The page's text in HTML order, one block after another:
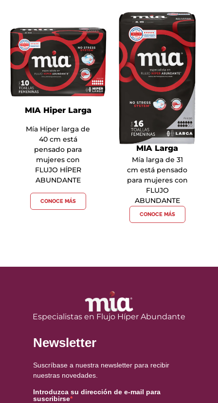
MIA Hiper Larga
Mía Híper larga de
40 cm está
pensado para
mujeres con
FLUJO HÍPER
ABUNDANTE
CONOCE MÁS
MIA Larga
Mía larga de 31
cm está pensado
para mujeres con
FLUJO
ABUNDANTE
CONOCE MÁS
Especialistas en Flujo Híper Abundante
Newsletter
Suscríbase a nuestra newsletter para recibir
nuestras novedades.
Introduzca su dirección de e-mail para
suscribirse